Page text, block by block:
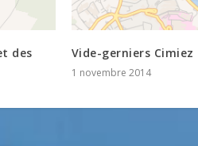
des
Vide-gerniers Cimiez
1 novembre 2014